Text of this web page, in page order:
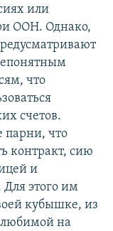
или
ООН. Однако,
что
счетов.
парни, что
контракт, сию
и
Для этого им
кубышке, из
любимой на